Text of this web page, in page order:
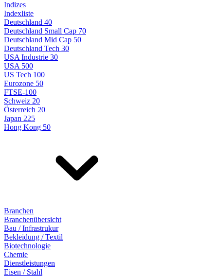
Indizes
Indexliste
Deutschland 40
Deutschland Small Cap 70
Deutschland Mid Cap 50
Deutschland Tech 30
USA Industrie 30
USA 500
US Tech 100
Eurozone 50
FTSE-100
Schweiz 20
Österreich 20
Japan 225
Hong Kong 50
Branchen
Branchenübersicht
Bau / Infrastrukur
Bekleidung / Textil
Biotechnologie
Chemie
Dienstleistungen
Eisen / Stahl